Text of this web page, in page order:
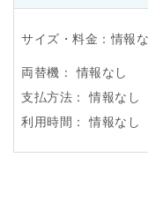
サイズ・料金：情報
両替機：
情報なし
支払方法：
情報なし
利用時間：
情報なし